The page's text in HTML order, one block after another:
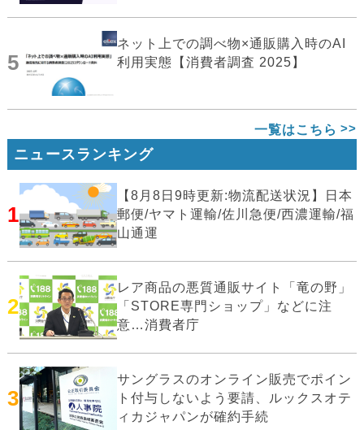
5
ネット上での調べ物×通販購入時のAI
利用実態【消費者調査 2025】
一覧はこちら
ニュースランキング
1
【8月8日9時更新:物流配送状況】日本
郵便/ヤマト運輸/佐川急便/西濃運輸/福
山通運
2
レア商品の悪質通販サイト「竜の野」
「STORE専門ショップ」などに注
意…消費者庁
3
サングラスのオンライン販売でポイン
ト付与しないよう要請、ルックスオテ
ィカジャパンが確約手続